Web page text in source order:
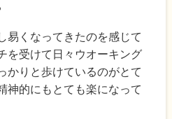
易くなってきたのを感じて
を受けて日々ウオーキング
かりと歩けているのがとて
神的にもとても楽になって